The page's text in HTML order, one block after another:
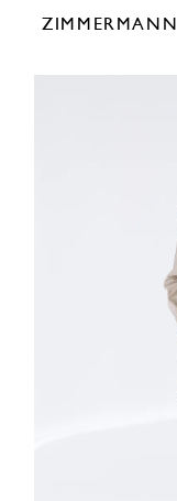
ZIMMERMANN